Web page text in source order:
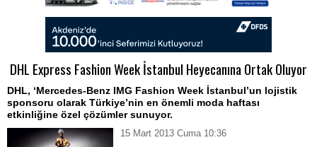
DHL Express Fashion Week İstanbul Heyecanına Ortak Oluyor
DHL, ‘Mercedes-Benz IMG Fashion Week İstanbul’un lojistik
sponsoru olarak Türkiye’nin en önemli moda haftası
etkinliğine özel çözümler sunuyor.
15 Mart 2013 Cuma 10:36